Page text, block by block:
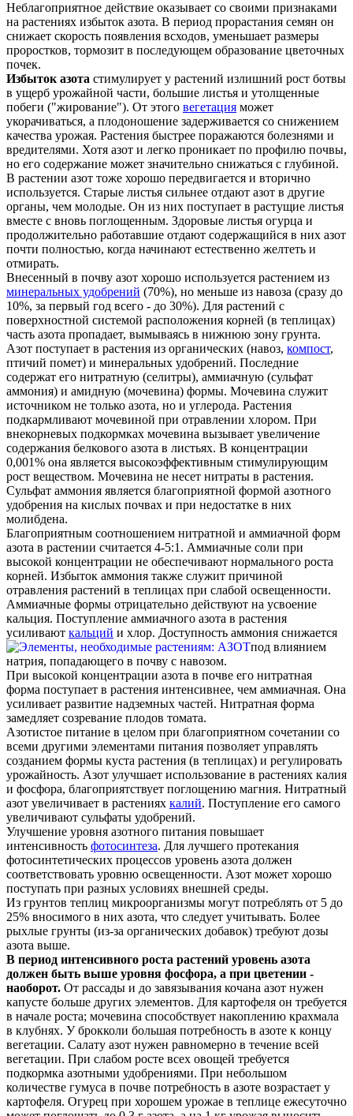
Неблагоприятное действие оказывает со своими признаками
на растениях избыток азота. В период прорастания семян он
снижает скорость появления всходов, уменьшает размеры
проростков, тормозит в последующем образование цветочных
почек.
Избыток азота стимулирует у растений излишний рост ботвы
в ущерб урожайной части, большие листья и утолщенные
побеги ("жирование"). От этого вегетация может
укорачиваться, а плодоношение задерживается со снижением
качества урожая. Растения быстрее поражаются болезнями и
вредителями. Хотя азот и легко проникает по профилю почвы,
но его содержание может значительно снижаться с глубиной.
В растении азот тоже хорошо передвигается и вторично
используется. Старые листья сильнее отдают азот в другие
органы, чем молодые. Он из них поступает в растущие листья
вместе с вновь поглощенным. Здоровые листья огурца и
продолжительно работавшие отдают содержащийся в них азот
почти полностью, когда начинают естественно желтеть и
отмирать.
Внесенный в почву азот хорошо используется растением из
минеральных удобрений (70%), но меньше из навоза (сразу до
10%, за первый год всего - до 30%). Для растений с
поверхностной системой расположения корней (в теплицах)
часть азота пропадает, вымываясь в нижнюю зону грунта.
Азот поступает в растения из органических (навоз, компост,
птичий помет) и минеральных удобрений. Последние
содержат его нитратную (селитры), аммиачную (сульфат
аммония) и амидную (мочевина) формы. Мочевина служит
источником не только азота, но и углерода. Растения
подкармливают мочевиной при отравлении хлором. При
внекорневых подкормках мочевина вызывает увеличение
содержания белкового азота в листьях. В концентрации
0,001% она является высокоэффективным стимулирующим
рост веществом. Мочевина не несет нитраты в растения.
Сульфат аммония является благоприятной формой азотного
удобрения на кислых почвах и при недостатке в них
молибдена.
Благоприятным соотношением нитратной и аммиачной форм
азота в растении считается 4-5:1. Аммиачные соли при
высокой концентрации не обеспечивают нормального роста
корней. Избыток аммония также служит причиной
отравления растений в теплицах при слабой освещенности.
Аммиачные формы отрицательно действуют на усвоение
кальция. Поступление аммиачного азота в растения
усиливают кальций и хлор. Доступность аммония снижается
под влиянием
натрия, попадающего в почву с навозом.
При высокой концентрации азота в почве его нитратная
форма поступает в растения интенсивнее, чем аммиачная. Она
усиливает развитие надземных частей. Нитратная форма
замедляет созревание плодов томата.
Азотистое питание в целом при благоприятном сочетании со
всеми другими элементами питания позволяет управлять
созданием формы куста растения (в теплицах) и регулировать
урожайность. Азот улучшает использование в растениях калия
и фосфора, благоприятствует поглощению магния. Нитратный
азот увеличивает в растениях калий. Поступление его самого
увеличивают сульфаты удобрений.
Улучшение уровня азотного питания повышает
интенсивность фотосинтеза. Для лучшего протекания
фотосинтетических процессов уровень азота должен
соответствовать уровню освещенности. Азот может хорошо
поступать при разных условиях внешней среды.
Из грунтов теплиц микроорганизмы могут потреблять от 5 до
25% вносимого в них азота, что следует учитывать. Более
рыхлые грунты (из-за органических добавок) требуют дозы
азота выше.
В период интенсивного роста растений уровень азота
должен быть выше уровня фосфора, а при цветении -
наоборот. От рассады и до завязывания кочана азот нужен
капусте больше других элементов. Для картофеля он требуется
в начале роста; мочевина способствует накоплению крахмала
в клубнях. У брокколи большая потребность в азоте к концу
вегетации. Салату азот нужен равномерно в течение всей
вегетации. При слабом росте всех овощей требуется
подкормка азотными удобрениями. При небольшом
количестве гумуса в почве потребность в азоте возрастает у
картофеля. Огурец при хорошем урожае в теплице ежесуточно